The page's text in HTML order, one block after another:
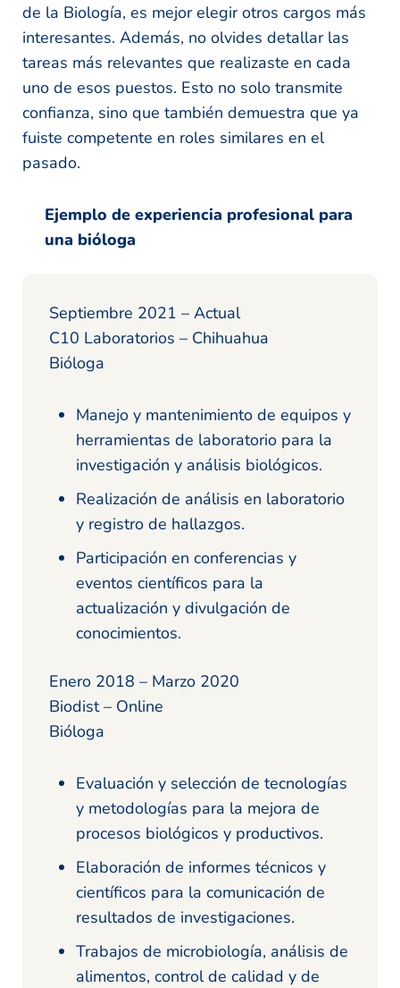
de la Biología, es mejor elegir otros cargos más
interesantes. Además, no olvides detallar las
tareas más relevantes que realizaste en cada
uno de esos puestos. Esto no solo transmite
confianza, sino que también demuestra que ya
fuiste competente en roles similares en el
pasado.
Ejemplo de experiencia profesional para
una bióloga
Septiembre 2021 – Actual
C10 Laboratorios – Chihuahua
Bióloga
Manejo y mantenimiento de equipos y
herramientas de laboratorio para la
investigación y análisis biológicos.
Realización de análisis en laboratorio
y registro de hallazgos.
Participación en conferencias y
eventos científicos para la
actualización y divulgación de
conocimientos.
Enero 2018 – Marzo 2020
Biodist – Online
Bióloga
Evaluación y selección de tecnologías
y metodologías para la mejora de
procesos biológicos y productivos.
Elaboración de informes técnicos y
científicos para la comunicación de
resultados de investigaciones.
Trabajos de microbiología, análisis de
alimentos, control de calidad y de